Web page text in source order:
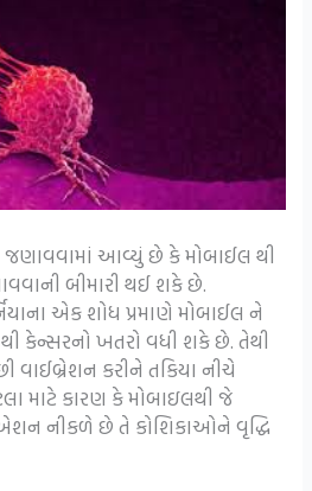
જણાવવામાં આવ્યું છે કે મોબાઈલ થી
બીમારી થઈ શકે છે.
એક શોધ પ્રમાણે મોબાઈલ ને
કેન્સરનો ખતરો વધી શકે છે. તેથી
વાઈબ્રેશન કરીને તકિયા નીચે
માટે કારણ કે મોબાઇલથી જે
નીકળે છે તે કોશિકાઓને વૃદ્ધિ